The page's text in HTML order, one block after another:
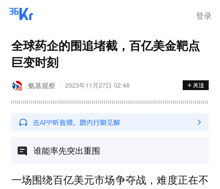
登录
全球药企的围追堵截，百亿美金靶点
巨变时刻
氨基观察 2023年11月27日 02:48
谁能率先突出重围
一场围绕百亿美元市场争夺战，难度正在不